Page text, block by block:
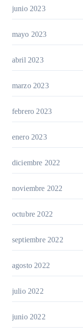
junio 2023
mayo 2023
abril 2023
marzo 2023
febrero 2023
enero 2023
diciembre 2022
noviembre 2022
octubre 2022
septiembre 2022
agosto 2022
julio 2022
junio 2022